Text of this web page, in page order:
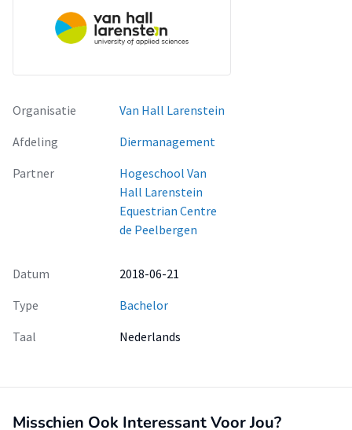
Organisatie
Van Hall Larenstein
Afdeling
Diermanagement
Partner
Hogeschool Van
Hall Larenstein
Equestrian Centre
de Peelbergen
Datum
2018-06-21
Type
Bachelor
Taal
Nederlands
Misschien Ook Interessant Voor Jou?